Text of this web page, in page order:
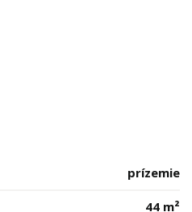
prízemie
44 m²